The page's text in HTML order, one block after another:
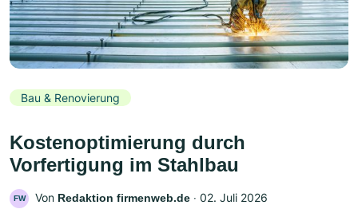
Bau & Renovierung
Kostenoptimierung durch
Vorfertigung im Stahlbau
FW Von Redaktion firmenweb.de ‧ 02. Juli 2026